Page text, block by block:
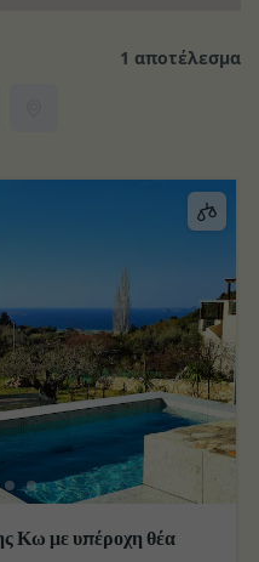
1 αποτέλεσμα
Κω με υπέροχη θέα